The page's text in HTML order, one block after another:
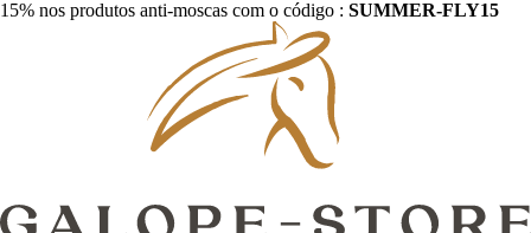
15% nos produtos anti-moscas com o código : SUMMER-FLY15